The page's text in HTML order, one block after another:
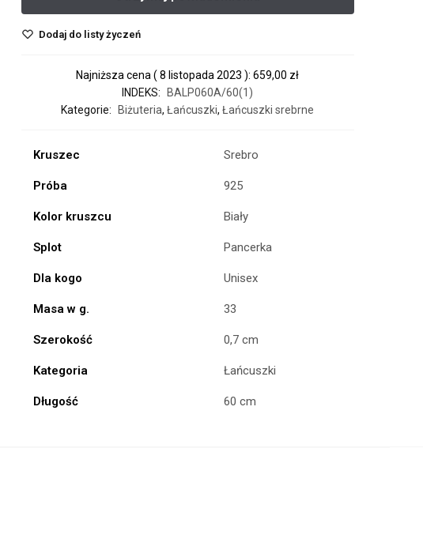
Dodaj do listy życzeń
Najniższa cena ( 8 listopada 2023 ):659,00 zł
INDEKS:
BALP060A/60(1)
Kategorie:
Biżuteria,Łańcuszki,Łańcuszki srebrne
Kruszec Srebro
Próba 925
Kolor kruszcu Biały
Splot Pancerka
Dla kogo Unisex
Masa w g. 33
Szerokość 0,7 cm
Kategoria Łańcuszki
Długość 60 cm